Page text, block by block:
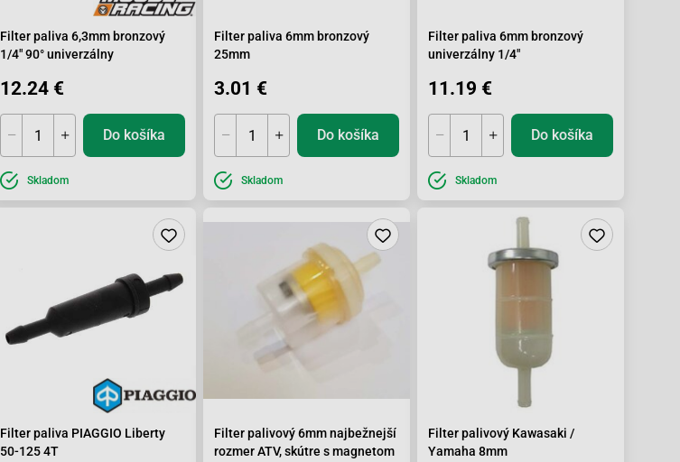
Filter paliva 6,3mm bronzový
1/4" 90° univerzálny
12.24 €
Do košíka
Skladom
Filter paliva 6mm bronzový
25mm
3.01 €
Do košíka
Skladom
Filter paliva 6mm bronzový
univerzálny 1/4"
11.19 €
Do košíka
Skladom
Filter paliva PIAGGIO Liberty
50-125 4T
Filter palivový 6mm najbežnejší
rozmer ATV, skútre s magnetom
Filter palivový Kawasaki /
Yamaha 8mm